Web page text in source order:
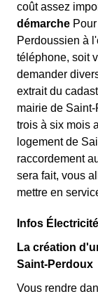
coût assez
démarche
Perdoussien à
téléphone, soit
demander
extrait du
mairie de Saint-
trois à six mois
logement de
raccordement
sera fait, vous
mettre en
Infos
La création
Saint-Perdoux
Vous rendre